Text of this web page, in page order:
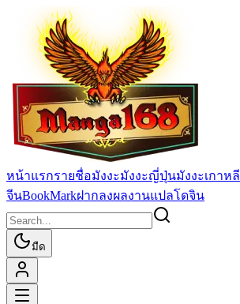
หน้าแรกรายชื่อมังงะมังงะญี่ปุ่นมังงะเกาหลี
จีนBookMarkฝากลงผลงานแปลโดจิน
มืด